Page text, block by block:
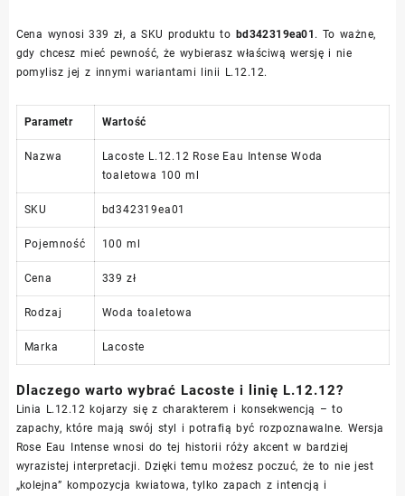
Cena wynosi 339 zł, a SKU produktu to bd342319ea01 . To ważne,
gdy chcesz mieć pewność, że wybierasz właściwą wersję i nie
pomylisz jej z innymi wariantami linii L.12.12.
Parametr Wartość
Nazwa
Lacoste L.12.12 Rose Eau Intense Woda
toaletowa 100 ml
SKU bd342319ea01
Pojemność 100 ml
Cena 339 zł
Rodzaj Woda toaletowa
Marka Lacoste
Dlaczego warto wybrać Lacoste i linię L.12.12?
Linia L.12.12 kojarzy się z charakterem i konsekwencją – to
zapachy, które mają swój styl i potrafią być rozpoznawalne. Wersja
Rose Eau Intense wnosi do tej historii róży akcent w bardziej
wyrazistej interpretacji. Dzięki temu możesz poczuć, że to nie jest
„kolejna” kompozycja kwiatowa, tylko zapach z intencją i